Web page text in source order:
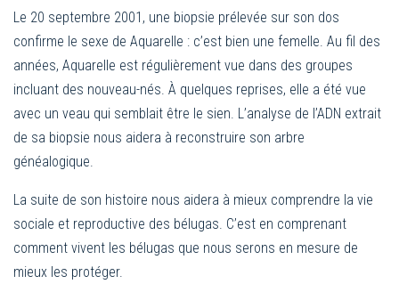
Le 20 septembre 2001, une biopsie prélevée sur son dos
confirme le sexe de Aquarelle : c’est bien une femelle. Au fil des
années, Aquarelle est régulièrement vue dans des groupes
incluant des nouveau-nés. À quelques reprises, elle a été vue
avec un veau qui semblait être le sien. L’analyse de l’ADN extrait
de sa biopsie nous aidera à reconstruire son arbre
généalogique.
La suite de son histoire nous aidera à mieux comprendre la vie
sociale et reproductive des bélugas. C’est en comprenant
comment vivent les bélugas que nous serons en mesure de
mieux les protéger.